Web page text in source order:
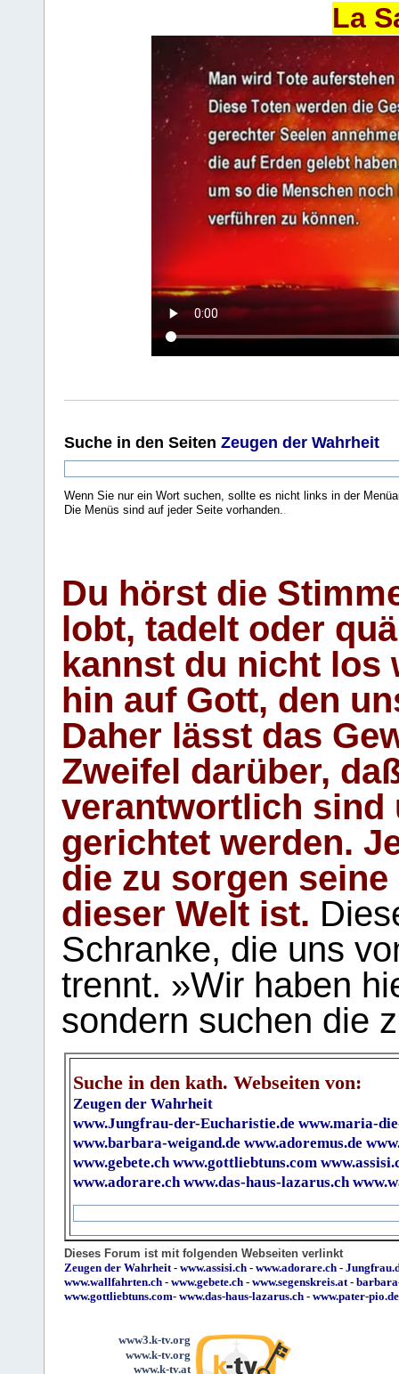
La
Suche in den Seiten Zeugen der Wahrheit
Wenn Sie nur ein Wort suchen, sollte es nicht links in der
Die Menüs sind auf jeder Seite vorhanden..
Du hörst die
lobt, tadelt oder
kannst du nicht los
hin auf Gott, den
Daher lässt das
Zweifel darüber,
verantwortlich sind
gerichtet werden.
die zu sorgen
dieser Welt ist.
Schranke, die uns
trennt. »Wir haben
sondern suchen die
Suche in den kath. Webseiten von:
Zeugen der Wahrheit
www.Jungfrau-der-Eucharistie.de www.maria-
www.barbara-weigand.de www.adoremus.de
www.gebete.ch www.gottliebtuns.com
www.adorare.ch www.das-haus-lazarus.ch
Dieses Forum ist mit folgenden Webseiten verlinkt
Zeugen der Wahrheit- www.assisi.ch - www.adorare.ch -
www.wallfahrten.ch - www.gebete.ch - www.segenskreis.at-
www.gottliebtuns.com- www.das-haus-lazarus.ch - www.pater-pio.de
www3.k-tv.org
www.k-tv.org
www.k-tv.at